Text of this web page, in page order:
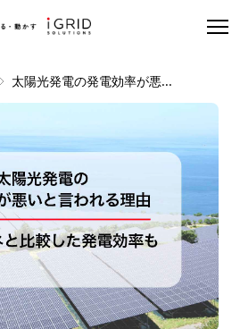
太陽光発電の発電効率が悪...